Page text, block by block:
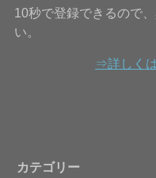
10秒で登録できるので
い。
⇒詳しく
カテゴリー